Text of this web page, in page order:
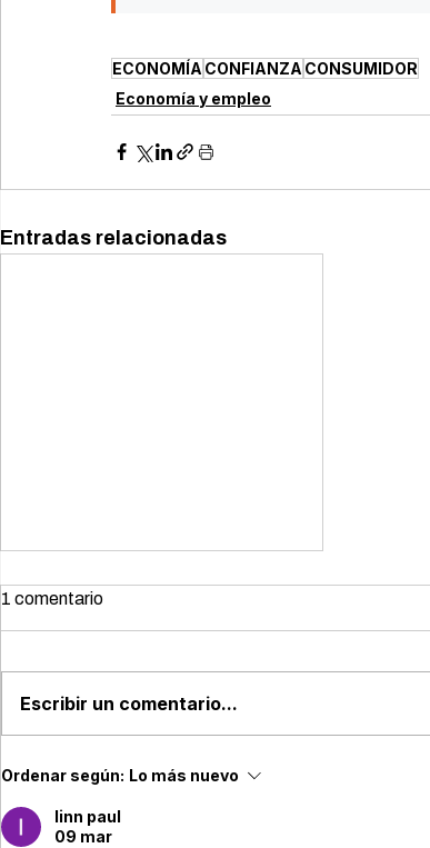
ECONOMÍA CONFIANZA CONSUMIDOR
Economía y empleo
Entradas relacionadas
Trabajadores afiliados al
IMSS · junio 2026
1 comentario
Escribir un comentario...
Ordenar según: Lo más nuevo
linn paul
09 mar